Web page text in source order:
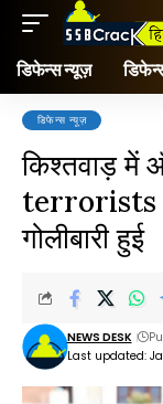
डिफेन्स न्यूज़
डिफेन्स न्यूज़
किश्तवाड़ में
terrorists
गोलीबारी हुई
Last updated:
NEWS DESK